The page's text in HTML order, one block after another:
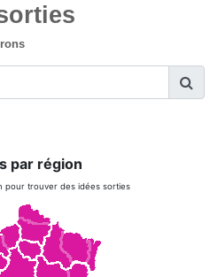
par région
pour trouver des idées sorties